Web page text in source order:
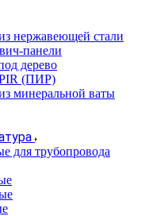
нержавеющей стали
панели
дерево
(ПИР)
минеральной ваты
для трубопровода